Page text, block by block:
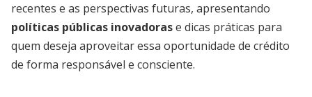
recentes e as perspectivas futuras, apresentando
políticas públicas inovadorase dicas práticas para
quem deseja aproveitar essa oportunidade de crédito
de forma responsável e consciente.